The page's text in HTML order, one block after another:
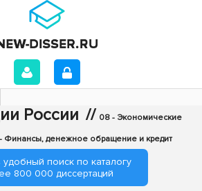
России // 08 - Экономические
Финансы, денежное обращение и кредит
удобный поиск по каталогу
800 000 диссертаций